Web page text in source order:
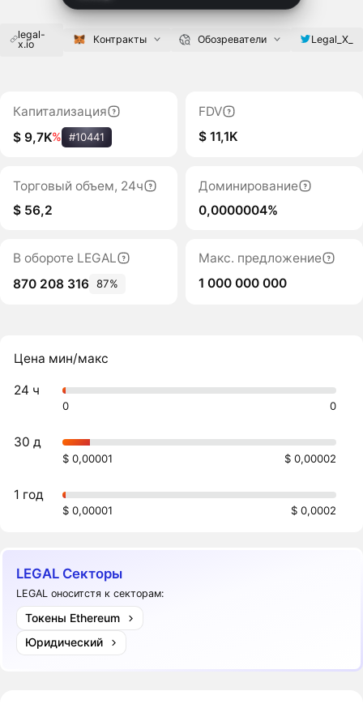
legal-
x.io
Контракты Обозреватели Legal_X_
Капитализация
$ 9,7K% #10441
FDV
$ 11,1K
Торговый объем, 24ч
$ 56,2
Доминирование
0,0000004%
В обороте LEGAL
870 208 316 87%
Макс. предложение
1 000 000 000
Цена мин/макс
24 ч
0 0
30 д
$ 0,00001 $ 0,00002
1 год
$ 0,00001 $ 0,0002
LEGAL Секторы
LEGAL оноситстя к секторам:
Токены Ethereum
Юридический